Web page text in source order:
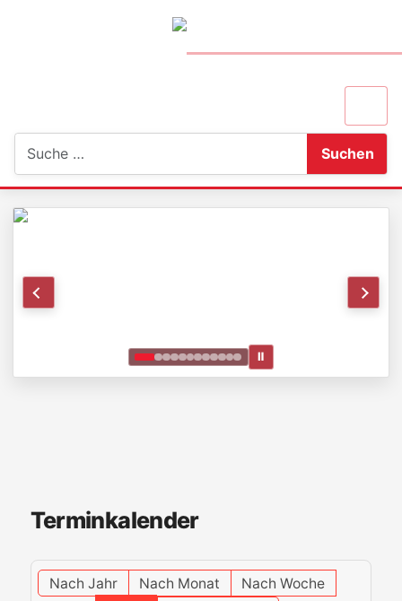
Suchen
Ⅱ
Terminkalender
Nach Jahr Nach Monat
Nach Woche